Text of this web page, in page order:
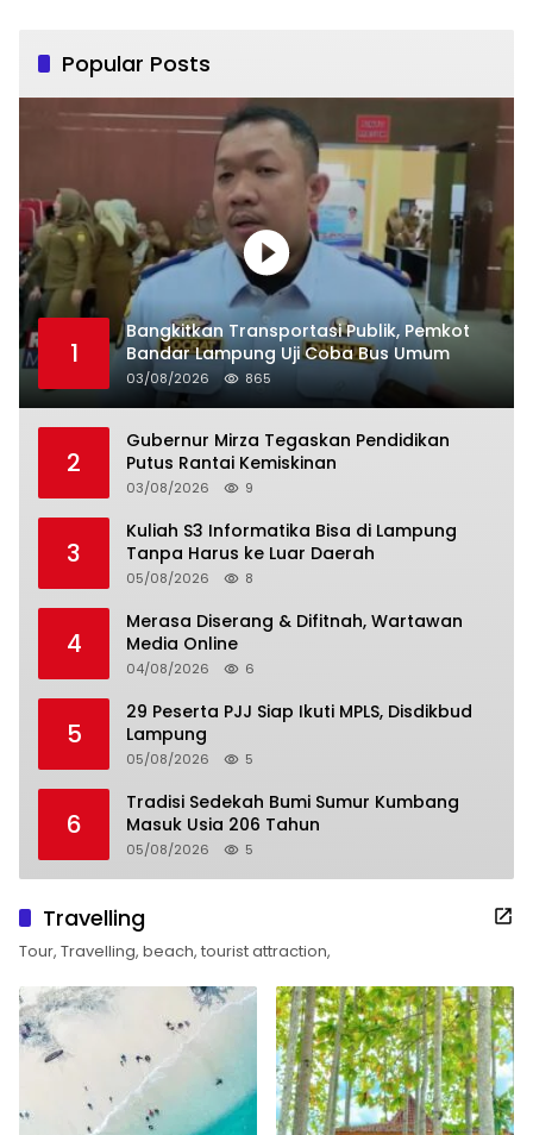
Popular Posts
1
Bangkitkan Transportasi Publik, Pemkot
Bandar Lampung Uji Coba Bus Umum
03/08/2026 865
2
Gubernur Mirza Tegaskan Pendidikan
Putus Rantai Kemiskinan
03/08/2026 9
3
Kuliah S3 Informatika Bisa di Lampung
Tanpa Harus ke Luar Daerah
05/08/2026 8
4
Merasa Diserang & Difitnah, Wartawan
Media Online
04/08/2026 6
5
29 Peserta PJJ Siap Ikuti MPLS, Disdikbud
Lampung
05/08/2026 5
6
Tradisi Sedekah Bumi Sumur Kumbang
Masuk Usia 206 Tahun
05/08/2026 5
Travelling
Tour, Travelling, beach, tourist attraction,